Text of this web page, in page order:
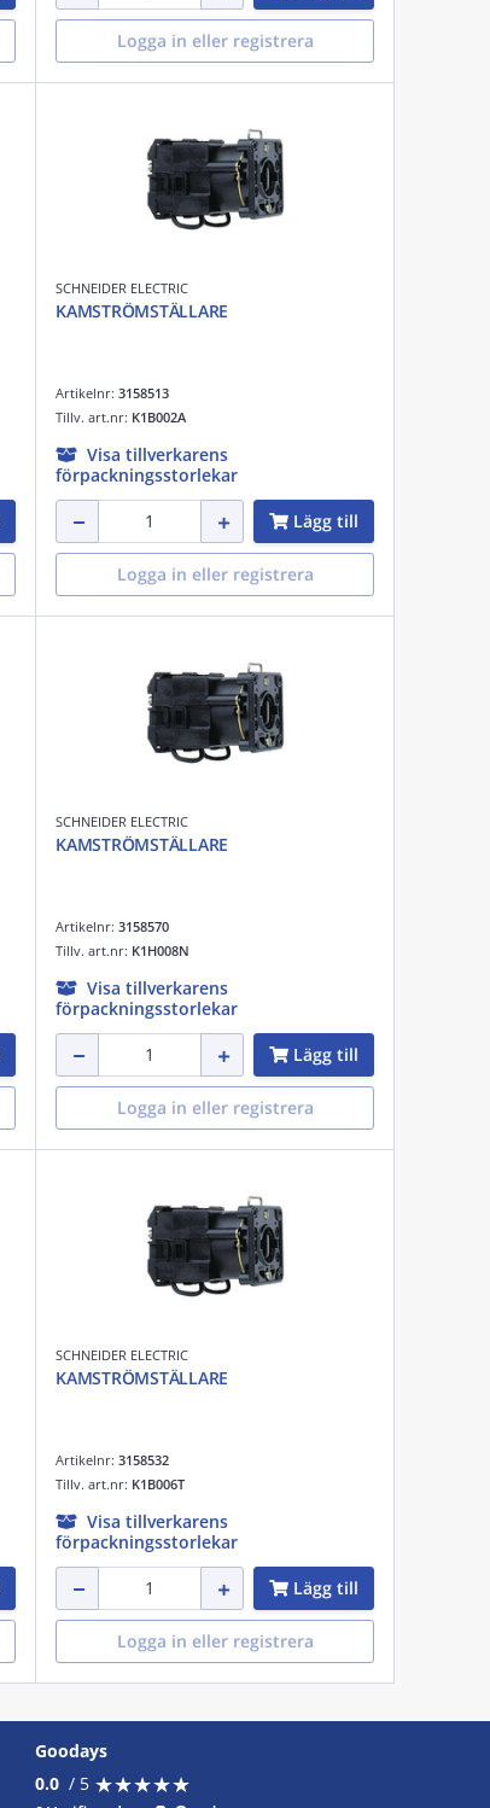
Logga in eller registrera
SCHNEIDER ELECTRIC
KAMSTRÖMSTÄLLARE
Artikelnr: 3158513
Tillv. art.nr: K1B002A
Visa tillverkarens
förpackningsstorlekar
Lägg till
Logga in eller registrera
SCHNEIDER ELECTRIC
KAMSTRÖMSTÄLLARE
Artikelnr: 3158570
Tillv. art.nr: K1H008N
Visa tillverkarens
förpackningsstorlekar
Lägg till
Logga in eller registrera
SCHNEIDER ELECTRIC
KAMSTRÖMSTÄLLARE
Artikelnr: 3158532
Tillv. art.nr: K1B006T
Visa tillverkarens
förpackningsstorlekar
Lägg till
Logga in eller registrera
Goodays
0.0 / 5 ★★★★★
★★★★★